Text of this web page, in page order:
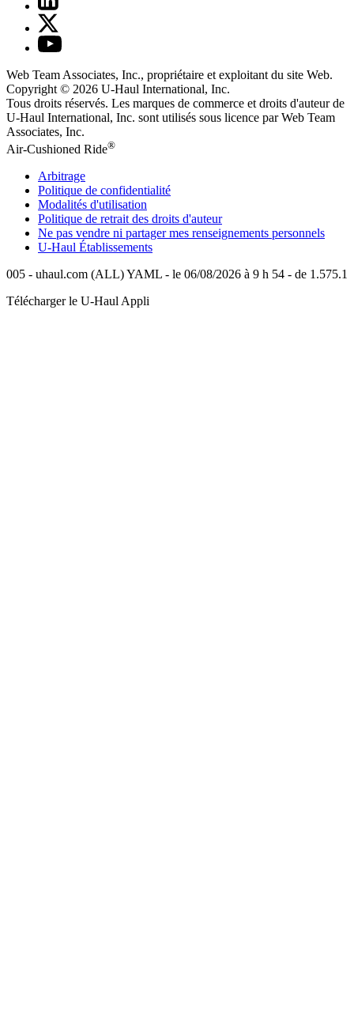
Web Team Associates, Inc., propriétaire et exploitant du site Web.
Copyright © 2026 U-Haul International, Inc.
Tous droits réservés. Les marques de commerce et droits d'auteur de
U-Haul International, Inc. sont utilisés sous licence par Web Team
Associates, Inc.
Air-Cushioned Ride®
Arbitrage
Politique de confidentialité
Modalités d'utilisation
Politique de retrait des droits d'auteur
Ne pas vendre ni partager mes renseignements personnels
U-Haul Établissements
005 - uhaul.com (ALL) YAML - le 06/08/2026 à 9 h 54 - de 1.575.1
Télécharger le U-Haul Appli